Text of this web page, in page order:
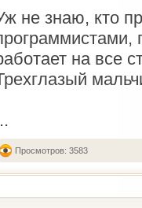
не знаю, кто
на все
Просмотров: 3583